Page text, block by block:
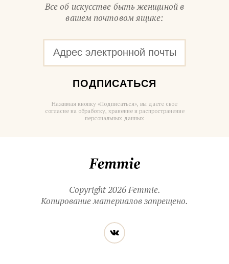
Все об искусстве быть женщиной в
вашем почтовом ящике:
ПОДПИСАТЬСЯ
Нажимая кнопку «Подписаться», вы даете свое
согласие на обработку, хранение и распространение
персональных данных
Copyright 2026 Femmie.
Копирование материалов запрещено.
Читайте
нас
в социальных